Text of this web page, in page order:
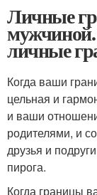
Личные
личные
Когда ваши
цельная и
и ваши
родителями, и
друзья и
пирога.
Когда границы